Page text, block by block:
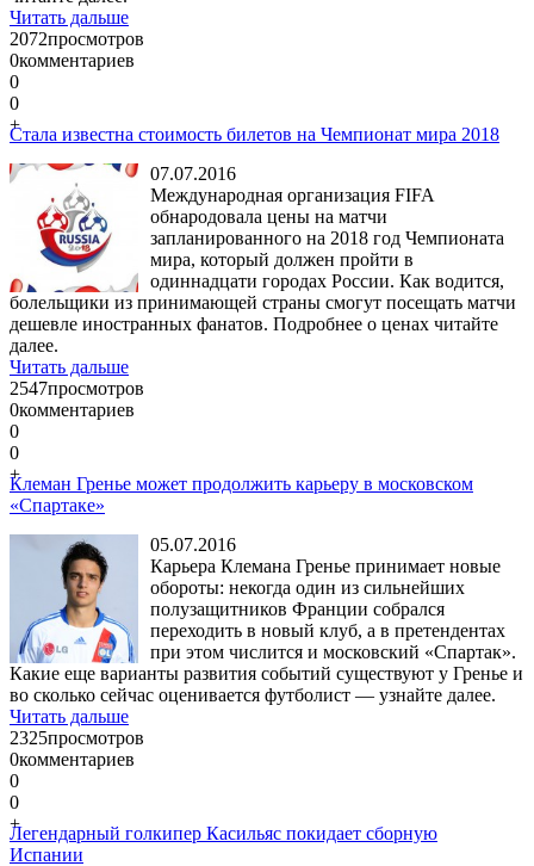
Читать дальше
2072просмотров
0комментариев
0
0
+
Стала известна стоимость билетов на Чемпионат мира 2018
07.07.2016
Международная организация FIFA
обнародовала цены на матчи
запланированного на 2018 год Чемпионата
мира, который должен пройти в
одиннадцати городах России. Как водится,
болельщики из принимающей страны смогут посещать матчи
дешевле иностранных фанатов. Подробнее о ценах читайте
далее.
Читать дальше
2547просмотров
0комментариев
0
0
+
Клеман Гренье может продолжить карьеру в московском
«Спартаке»
05.07.2016
Карьера Клемана Гренье принимает новые
обороты: некогда один из сильнейших
полузащитников Франции собрался
переходить в новый клуб, а в претендентах
при этом числится и московский «Спартак».
Какие еще варианты развития событий существуют у Гренье и
во сколько сейчас оценивается футболист — узнайте далее.
Читать дальше
2325просмотров
0комментариев
0
0
+
Легендарный голкипер Касильяс покидает сборную
Испании